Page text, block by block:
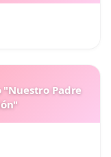
Padre